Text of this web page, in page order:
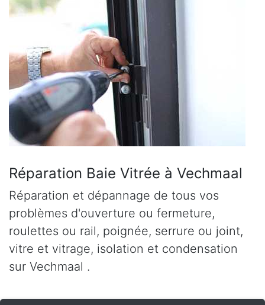
Réparation Baie Vitrée à Vechmaal
Réparation et dépannage de tous vos
problèmes d'ouverture ou fermeture,
roulettes ou rail, poignée, serrure ou joint,
vitre et vitrage, isolation et condensation
sur Vechmaal .